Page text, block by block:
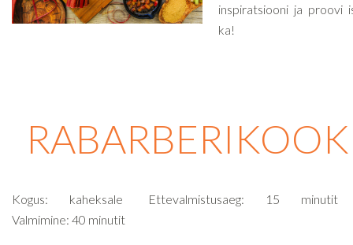
inspiratsiooni ja proovi
ka!
RABARBERIKOOK
Kogus: kaheksale Ettevalmistusaeg: 15
Valmimine: 40 minutit